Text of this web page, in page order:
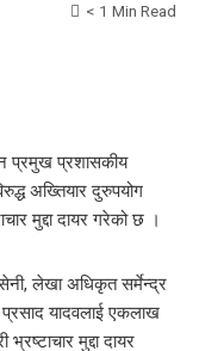
< 1 Min Read
प्रमुख प्रशासकीय
अख्तियार दुरुपयोग
मुद्दा दायर गरेको छ ।
लेखा अधिकृत सर्मेन्द्र
यादवलाई एकलाख
मुद्दा दायर